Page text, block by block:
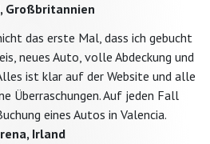
Großbritannien
das erste Mal, dass ich gebucht
neues Auto, volle Abdeckung und
ist klar auf der Website und alle
Überraschungen. Auf jeden Fall
eines Autos in Valencia.
Irland